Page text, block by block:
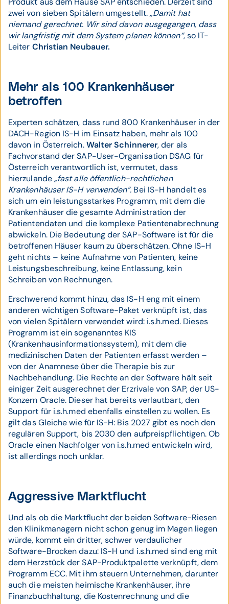
zwei von sieben Spitälern umgestellt.„Damit hat
niemand gerechnet. Wir sind davon ausgegangen, dass
wir langfristig mit dem System planen können“, so IT-
Leiter Christian Neubauer.
Mehr als 100 Krankenhäuser
betroffen
Experten schätzen, dass rund 800 Krankenhäuser in der
DACH-Region IS-H im Einsatz haben, mehr als 100
davon in Österreich.Walter Schinnerer, der als
Fachvorstand der SAP-User-Organisation DSAG für
Österreich verantwortlich ist, vermutet, dass
hierzulande„fast alle öffentlich-rechtlichen
Krankenhäuser IS-H verwenden“. Bei IS-H handelt es
sich um ein leistungsstarkes Programm, mit dem die
Krankenhäuser die gesamte Administration der
Patientendaten und die komplexe Patientenabrechnung
abwickeln. Die Bedeutung der SAP-Software ist für die
betroffenen Häuser kaum zu überschätzen. Ohne IS-H
geht nichts – keine Aufnahme von Patienten, keine
Leistungsbeschreibung, keine Entlassung, kein
Schreiben von Rechnungen.
Erschwerend kommt hinzu, das IS-H eng mit einem
anderen wichtigen Software-Paket verknüpft ist, das
von vielen Spitälern verwendet wird: i.s.h.med. Dieses
Programm ist ein sogenanntes KIS
(Krankenhausinformationssystem), mit dem die
medizinischen Daten der Patienten erfasst werden –
von der Anamnese über die Therapie bis zur
Nachbehandlung. Die Rechte an der Software hält seit
einiger Zeit ausgerechnet der Erzrivale von SAP, der US-
Konzern Oracle. Dieser hat bereits verlautbart, den
Support für i.s.h.med ebenfalls einstellen zu wollen. Es
gilt das Gleiche wie für IS-H: Bis 2027 gibt es noch den
regulären Support, bis 2030 den aufpreispflichtigen. Ob
Oracle einen Nachfolger von i.s.h.med entwickeln wird,
ist allerdings noch unklar.
Aggressive Marktflucht
Und als ob die Marktflucht der beiden Software-Riesen
den Klinikmanagern nicht schon genug im Magen liegen
würde, kommt ein dritter, schwer verdaulicher
Software-Brocken dazu: IS-H und i.s.h.med sind eng mit
dem Herzstück der SAP-Produktpalette verknüpft, dem
Programm ECC. Mit ihm steuern Unternehmen, darunter
auch die meisten heimische Krankenhäuser, ihre
Finanzbuchhaltung, die Kostenrechnung und die